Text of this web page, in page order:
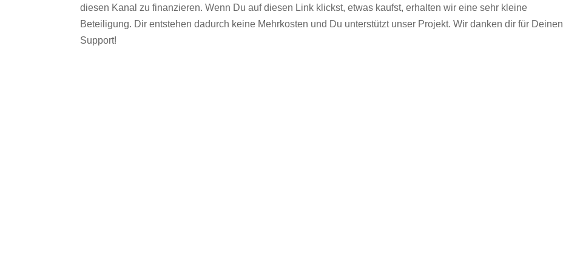
diesen Kanal zu finanzieren. Wenn Du auf diesen Link klickst, etwas kaufst, erhalten wir eine sehr kleine
Beteiligung. Dir entstehen dadurch keine Mehrkosten und Du unterstützt unser Projekt. Wir danken dir für Deinen
Support!